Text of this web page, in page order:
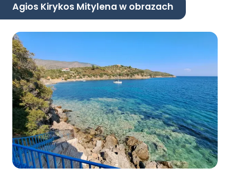
Agios Kirykos Mitylena w obrazach